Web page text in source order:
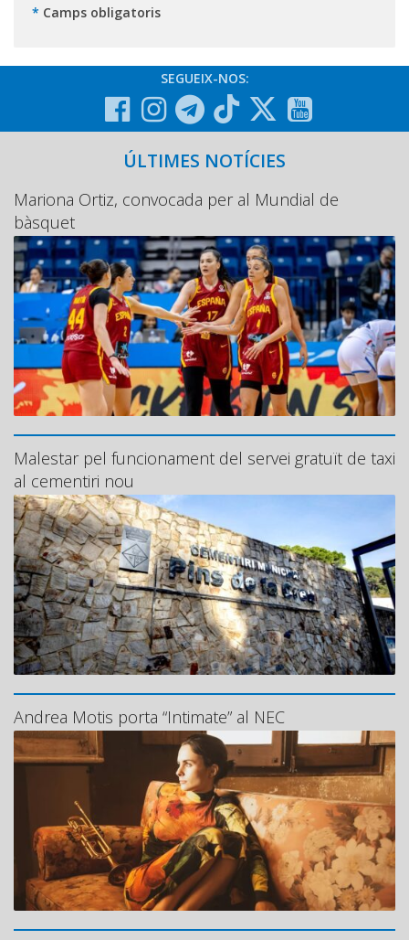
* Camps obligatoris
SEGUEIX-NOS:
ÚLTIMES NOTÍCIES
Mariona Ortiz, convocada per al Mundial de
bàsquet
Malestar pel funcionament del servei gratuït de taxi
al cementiri nou
Andrea Motis porta “Intimate” al NEC